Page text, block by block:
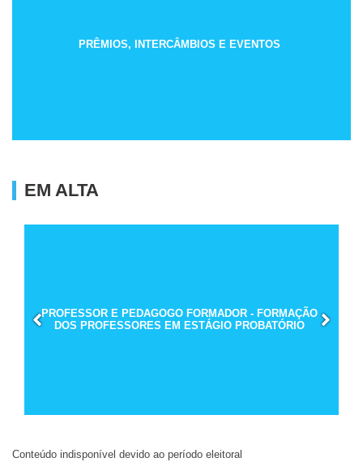
PRÊMIOS, INTERCÂMBIOS E EVENTOS
EM ALTA
PROFESSOR E PEDAGOGO FORMADOR - FORMAÇÃO
DOS PROFESSORES EM ESTÁGIO PROBATÓRIO
Conteúdo indisponível devido ao período eleitoral